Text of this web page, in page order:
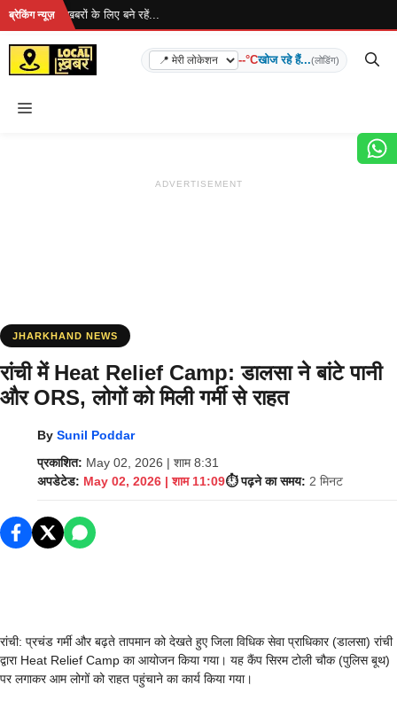
Skip
content
ब्रेकिंग न्यूज़
है... ताज़ा खबरों के लिए बने रहें...
--°Cखोज रहे हैं...(लोडिंग)
Menu
ADVERTISEMENT
JHARKHAND NEWS
रांची में Heat Relief Camp: डालसा ने बांटे पानी
और ORS, लोगों को मिली गर्मी से राहत
By Sunil Poddar
प्रकाशित: May 02, 2026 | शाम 8:31
अपडेटेड: May 02, 2026 | शाम 11:09⏱️ पढ़ने का समय: 2 मिनट
रांची: प्रचंड गर्मी और बढ़ते तापमान को देखते हुए जिला विधिक सेवा प्राधिकार (डालसा) रांची
द्वारा Heat Relief Camp का आयोजन किया गया। यह कैंप सिरम टोली चौक (पुलिस बूथ)
पर लगाकर आम लोगों को राहत पहुंचाने का कार्य किया गया।